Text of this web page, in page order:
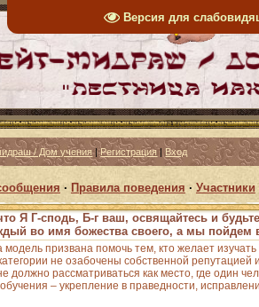
Версия для
/ Дом учения|Регистрация| Вход
· Правила поведения · Участники
Я Г-сподь, Б-г ваш, освящайтесь и
во имя божества своего, а мы пойдем
модель призвана помочь тем, кто желает
не озабочены собственной
рассматриваться как место, где один
– укрепление в праведности,